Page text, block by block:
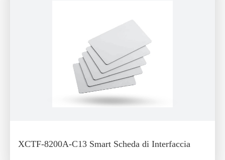
XCTF-8200A-C13 Smart Scheda di Interfaccia